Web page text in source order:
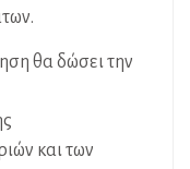
θα δώσει την
και των